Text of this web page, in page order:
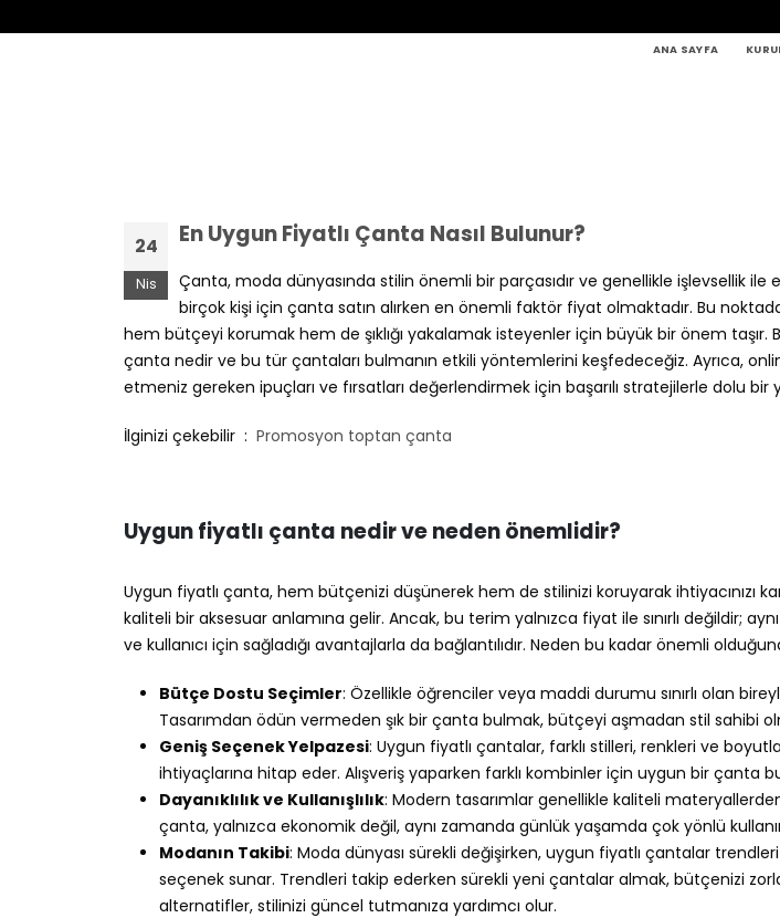
ANA SAYFA
24
Nis
En Uygun Fiyatlı Çanta Nasıl Bulunur?
Çanta, moda dünyasında stilin önemli bir parçasıdır ve genellikle işlevsellik
birçok kişi için çanta satın alırken en önemli faktör fiyat olmaktadır. Bu
hem bütçeyi korumak hem de şıklığı yakalamak isteyenler için büyük bir önem taşır.
çanta nedir ve bu tür çantaları bulmanın etkili yöntemlerini keşfedeceğiz. Ayrıca,
etmeniz gereken ipuçları ve fırsatları değerlendirmek için başarılı stratejilerle dolu bir
İlginizi çekebilir : Promosyon toptan çanta
Uygun fiyatlı çanta nedir ve neden önemlidir?
Uygun fiyatlı çanta, hem bütçenizi düşünerek hem de stilinizi koruyarak ihtiyacınızı
kaliteli bir aksesuar anlamına gelir. Ancak, bu terim yalnızca fiyat ile sınırlı değildir;
ve kullanıcı için sağladığı avantajlarla da bağlantılıdır. Neden bu kadar önemli
Bütçe Dostu Seçimler: Özellikle öğrenciler veya maddi durumu sınırlı olan
Tasarımdan ödün vermeden şık bir çanta bulmak, bütçeyi aşmadan stil sahibi
Geniş Seçenek Yelpazesi: Uygun fiyatlı çantalar, farklı stilleri, renkleri ve
ihtiyaçlarına hitap eder. Alışveriş yaparken farklı kombinler için uygun bir çanta
Dayanıklılık ve Kullanışlılık: Modern tasarımlar genellikle kaliteli
çanta, yalnızca ekonomik değil, aynı zamanda günlük yaşamda çok yönlü
Modanın Takibi: Moda dünyası sürekli değişirken, uygun fiyatlı çantalar
seçenek sunar. Trendleri takip ederken sürekli yeni çantalar almak, bütçenizi
alternatifler, stilinizi güncel tutmanıza yardımcı olur.